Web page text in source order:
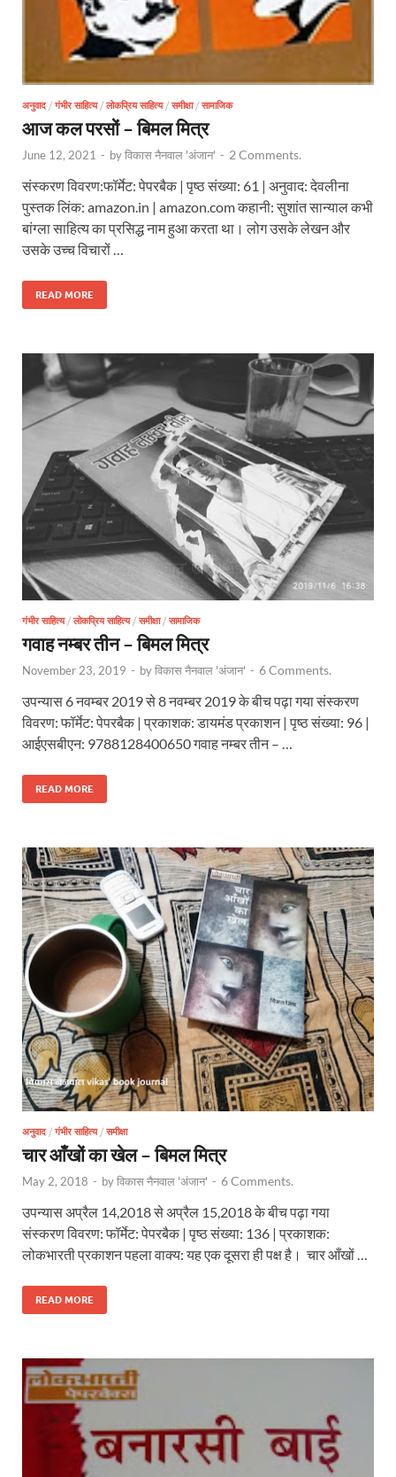
अनुवाद / गंभीर साहित्य/ लोकप्रिय साहित्य/ समीक्षा/ सामाजिक
आज कल परसों – बिमल मित्र
June 12, 2021 - byविकास नैनवाल 'अंजान' - 2 Comments.
संस्करण विवरण:फॉर्मेट: पेपरबैक | पृष्ठ संख्या: 61 | अनुवाद: देवलीना
पुस्तक लिंक: amazon.in | amazon.com कहानी: सुशांत सान्याल कभी
बांग्ला साहित्य का प्रसिद्ध नाम हुआ करता था। लोग उसके लेखन और
उसके उच्च विचारों …
READ MORE
गंभीर साहित्य/ लोकप्रिय साहित्य/ समीक्षा/ सामाजिक
गवाह नम्बर तीन – बिमल मित्र
November 23, 2019 - byविकास नैनवाल 'अंजान' - 6 Comments.
उपन्यास 6 नवम्बर 2019 से 8 नवम्बर 2019 के बीच पढ़ा गया संस्करण
विवरण: फॉर्मेट: पेपरबैक | प्रकाशक: डायमंड प्रकाशन | पृष्ठ संख्या: 96 |
आईएसबीएन: 9788128400650 गवाह नम्बर तीन – …
READ MORE
अनुवाद / गंभीर साहित्य/ समीक्षा
चार आँखों का खेल – बिमल मित्र
May 2, 2018 - byविकास नैनवाल 'अंजान' - 6 Comments.
उपन्यास अप्रैल 14,2018 से अप्रैल 15,2018 के बीच पढ़ा गया
संस्करण विवरण: फॉर्मेट: पेपरबैक | पृष्ठ संख्या: 136 | प्रकाशक:
लोकभारती प्रकाशन पहला वाक्य: यह एक दूसरा ही पक्ष है। चार आँखों …
READ MORE